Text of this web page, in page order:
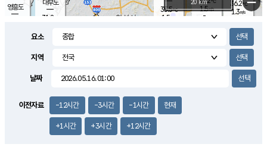
영흥도
36.2℃
1.3m/s
2.2m/s
대부도
31.8
1.5m/s
-
35.5℃
1.5 m/s
20 km
요소
지역
날짜
이전자료 -12시간 -3시간 -1시간 현재
+1시간 +3시간 +12시간